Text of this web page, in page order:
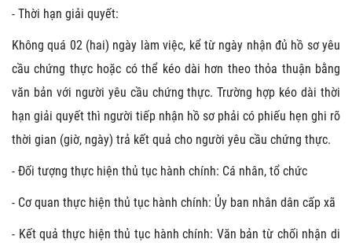
- Thời hạn giải quyết:
Không quá 02 (hai) ngày làm việc, kể từ ngày nhận đủ hồ sơ yêu
cầu chứng thực hoặc có thể kéo dài hơn theo thỏa thuận bằng
văn bản với người yêu cầu chứng thực. Trường hợp kéo dài thời
hạn giải quyết thì người tiếp nhận hồ sơ phải có phiếu hẹn ghi rõ
thời gian (giờ, ngày) trả kết quả cho người yêu cầu chứng thực.
- Đối tượng thực hiện thủ tục hành chính: Cá nhân, tổ chức
- Cơ quan thực hiện thủ tục hành chính: Ủy ban nhân dân cấp xã
- Kết quả thực hiện thủ tục hành chính: Văn bản từ chối nhận di